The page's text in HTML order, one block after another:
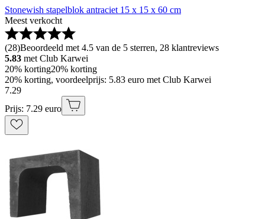
Stonewish stapelblok antraciet 15 x 15 x 60 cm
Meest verkocht
(28)Beoordeeld met 4.5 van de 5 sterren, 28 klantreviews
5.83 met Club Karwei
20% korting20% korting
20% korting, voordeelprijs: 5.83 euro met Club Karwei
7.29
Prijs: 7.29 euro